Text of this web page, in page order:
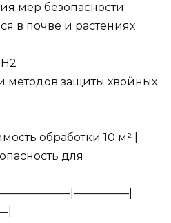
мер безопасности
в почве и растениях
методов защиты хвойных
обработки 10 м² |
для